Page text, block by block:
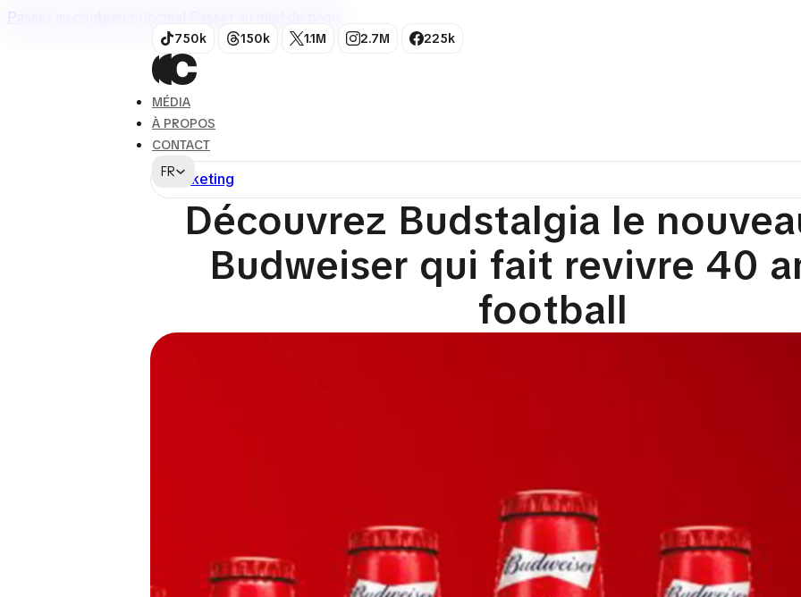
Passer au contenu principal
750k 150k 1.1M 2.7M 225k
MÉDIA
À PROPOS
CONTACT
FRMarketing
Découvrez Budstalgia le
Budweiser qui fait revivre 40
football